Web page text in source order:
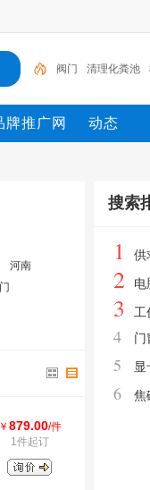
阀门 清理化粪池
运 制药 明星 供
牌推广网 动态
河南
￥ 879.00/件
1件起订
搜索
1 供
2 电
3 工
4 门
5 显
6 焦